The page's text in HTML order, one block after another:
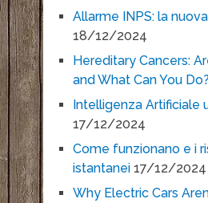
Allarme INPS: la
18/12/2024
Hereditary Cancers:
and What Can You Do?
Intelligenza Artificiale
17/12/2024
Come funzionano e i
istantanei 17/12/2024
Why Electric Cars